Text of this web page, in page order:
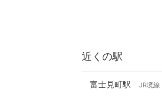
近くの駅
富士見町駅 JR境線